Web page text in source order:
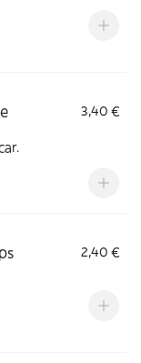
3,40 €
2,40 €